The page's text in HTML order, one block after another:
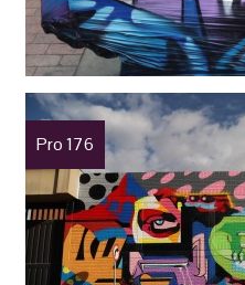
Pro 176